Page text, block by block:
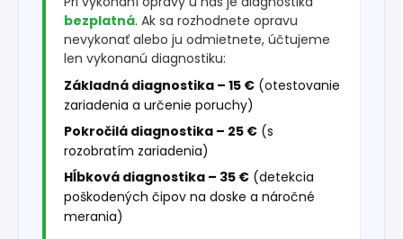
bezplatná. Ak sa rozhodnete opravu
nevykonať alebo ju odmietnete, účtujeme
len vykonanú diagnostiku:
Základná diagnostika – 15 € (otestovanie
zariadenia a určenie poruchy)
Pokročilá diagnostika – 25 € (s
rozobratím zariadenia)
Hĺbková diagnostika – 35 € (detekcia
poškodených čipov na doske a náročné
merania)